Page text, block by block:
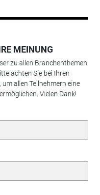
MEINUNG
zu allen Branchenthemen
achten Sie bei Ihren
allen Teilnehmern eine
Vielen Dank!